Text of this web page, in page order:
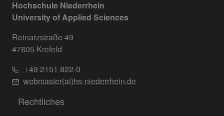
Hochschule Niederrhein
University of Applied Sciences
Reinarzstraße 49
47805 Krefeld
+49 2151 822-0
webmaster(at)hs-niederrhein.de
Rechtliches